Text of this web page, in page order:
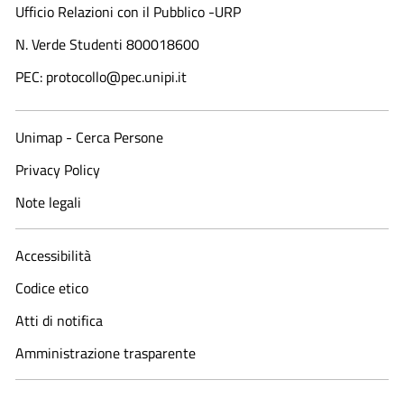
Ufficio Relazioni con il Pubblico -URP
N. Verde Studenti 800018600​
PEC: protocollo@pec.unipi.it
Unimap - Cerca Persone
Privacy Policy
Note legali
Accessibilità
Codice etico
Atti di notifica
Amministrazione trasparente